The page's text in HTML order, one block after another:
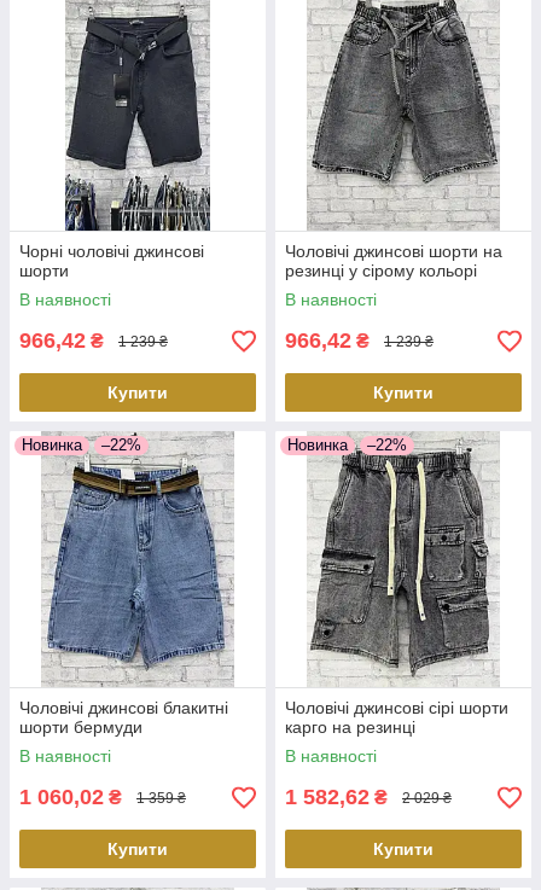
Чорні чоловічі джинсові
шорти
В наявності
966,42 ₴ 1 239 ₴
Купити
Чоловічі джинсові шорти на
резинці у сірому кольорі
В наявності
966,42 ₴ 1 239 ₴
Купити
Новинка –22%
Чоловічі джинсові блакитні
шорти бермуди
В наявності
1 060,02 ₴ 1 359 ₴
Купити
Новинка –22%
Чоловічі джинсові сірі шорти
карго на резинці
В наявності
1 582,62 ₴ 2 029 ₴
Купити